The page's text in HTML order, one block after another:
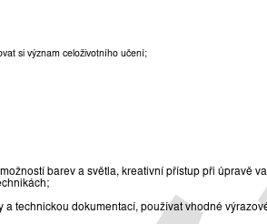
si význam celoživotního učení;
barev a světla, kreativní přístup při úpravě
technickou dokumentací, používat vhodné